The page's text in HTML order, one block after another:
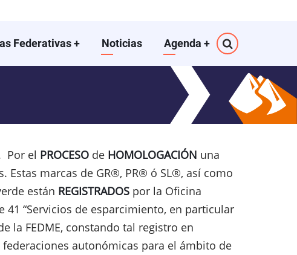
Federativas+ Noticias Agenda +
Por el PROCESO de HOMOLOGACIÓN una
Estas marcas de GR®, PR® ó SL®, así como
están REGISTRADOS por la Oficina
41 “Servicios de esparcimiento, en particular
la FEDME, constando tal registro en
autonómicas para el ámbito de